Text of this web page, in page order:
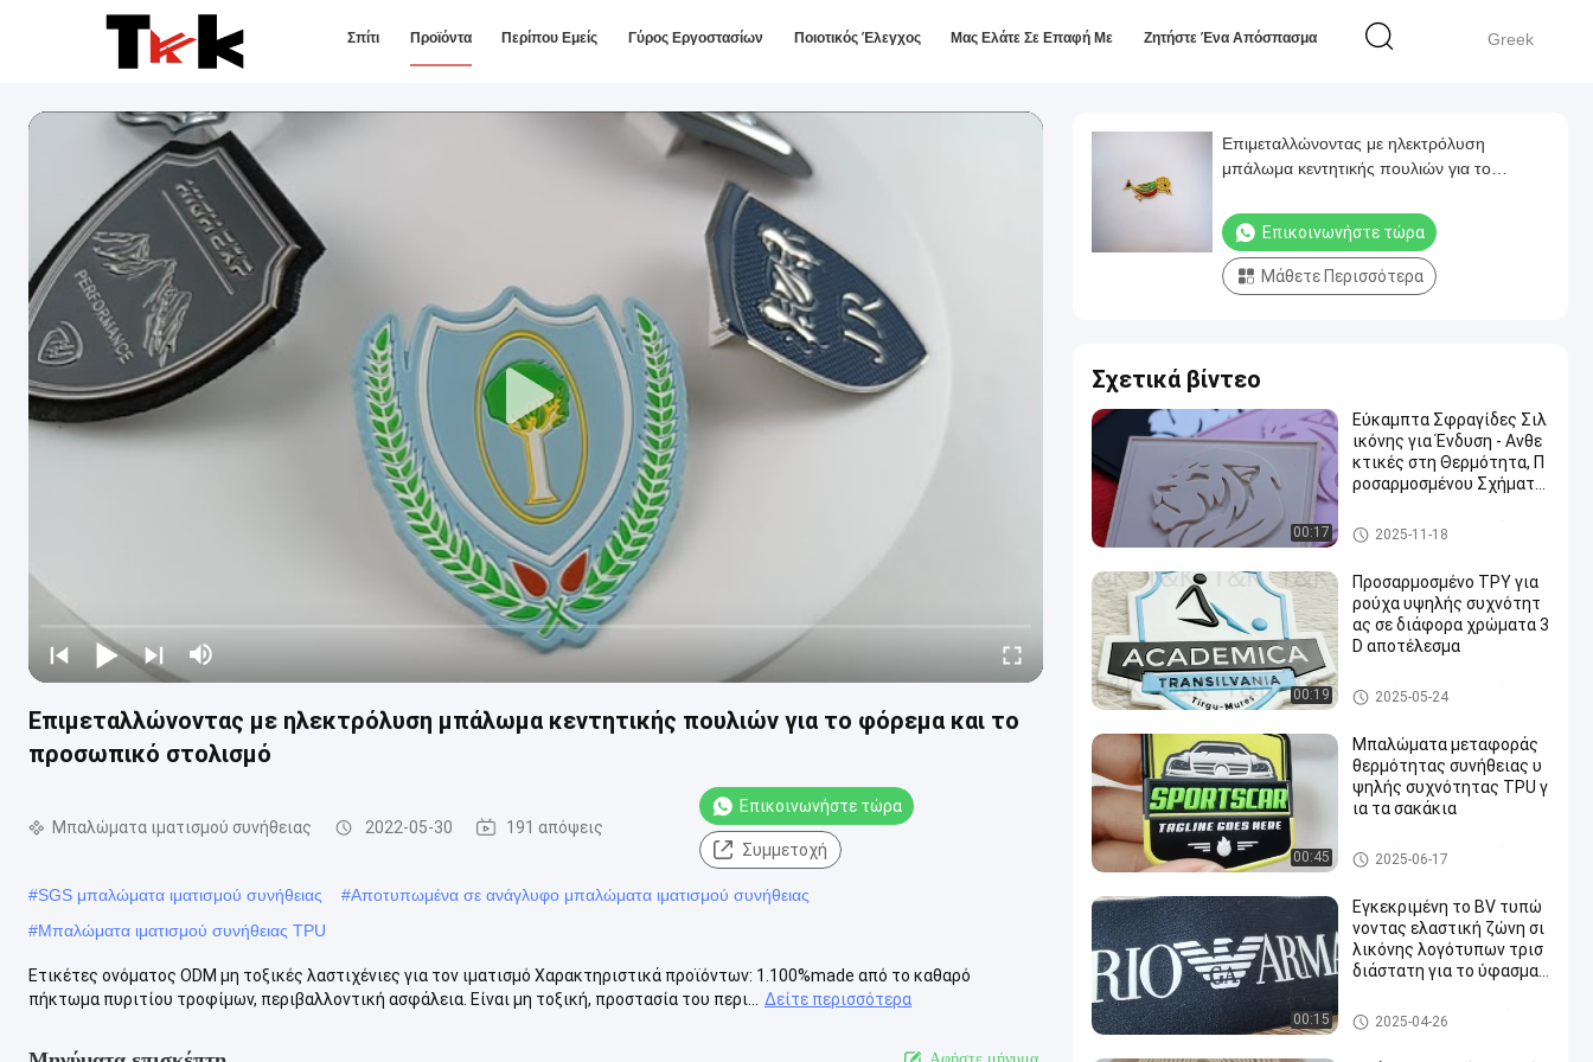
Greek
Σπίτι Προϊόντα Περίπου Εμείς Γύρος Εργοστασίων Ποιοτικός Έλεγχος Μας Ελάτε Σε Επαφή Με Ζητήστε Ένα Απόσπασμα
Επιμεταλλώνοντας με ηλεκτρόλυση μπάλωμα κεντητικής πουλιών για το φόρεμα και το
προσωπικό στολισμό
Μπαλώματα ιματισμού συνήθειας 2022-05-30 191 απόψεις
Επικοινωνήστε τώρα
Συμμετοχή
#SGS μπαλώματα ιματισμού συνήθειας #Αποτυπωμένα σε ανάγλυφο μπαλώματα ιματισμού συνήθειας
#Μπαλώματα ιματισμού συνήθειας TPU
Ετικέτες ονόματος ODM μη τοξικές λαστιχένιες για τον ιματισμό Χαρακτηριστικά προϊόντων: 1.100%made από το καθαρό
πήκτωμα πυριτίου τροφίμων, περιβαλλοντική ασφάλεια. Είναι μη τοξική, προστασία του περι...
Δείτε περισσότερα
Αφήστε μήνυμα.
Επιμεταλλώνοντας με ηλεκτρόλυση
μπάλωμα κεντητικής πουλιών για το
Επικοινωνήστε τώρα
Μάθετε Περισσότερα
Σχετικά βίντεο
00:17
Εύκαμπτα Σφραγίδες Σιλ
ικόνης για Ένδυση - Ανθε
κτικές στη Θερμότητα, Π
ροσαρμοσμένου Σχήματο
Μπαλώματα ιματισμού συνή
θειας
2025-11-18
00:19
Προσαρμοσμένο ΤΡΥ για
ρούχα υψηλής συχνότητ
ας σε διάφορα χρώματα 3
D αποτέλεσμα
Μπαλώματα ιματισμού συνή
θειας
2025-05-24
00:45
Μπαλώματα μεταφοράς
θερμότητας συνήθειας υ
ψηλής συχνότητας TPU γ
ια τα σακάκια
Μπαλώματα ιματισμού συνή
θειας
2025-06-17
00:15
Εγκεκριμένη το BV τυπώ
νοντας ελαστική ζώνη σι
λικόνης λογότυπων τρισ
διάστατη για το ύφασμα
Τυπωμένη ελαστική ζώνη
2025-04-26